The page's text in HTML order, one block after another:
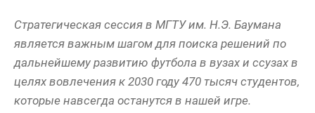
Стратегическая сессия в МГТУ им. Н.Э. Баумана
является важным шагом для поиска решений по
дальнейшему развитию футбола в вузах и ссузах в
целях вовлечения к 2030 году 470 тысяч студентов,
которые навсегда останутся в нашей игре.